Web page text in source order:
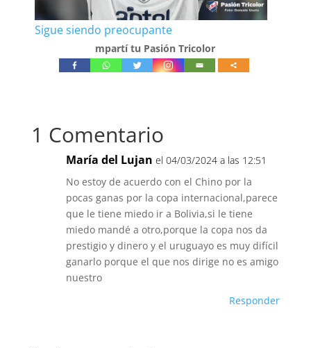
Sigue siendo preocupante
mpartí tu Pasión Tricolor
1 Comentario
María del Lujan el 04/03/2024 a las 12:51
No estoy de acuerdo con el Chino por la
pocas ganas por la copa internacional,parece
que le tiene miedo ir a Bolivia,si le tiene
miedo mandé a otro,porque la copa nos da
prestigio y dinero y el uruguayo es muy difícil
ganarlo porque el que nos dirige no es amigo
nuestro
Responder